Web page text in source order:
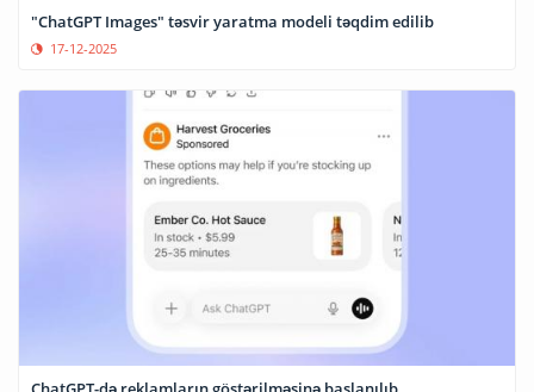
"ChatGPT Images" təsvir yaratma modeli təqdim edilib
17-12-2025